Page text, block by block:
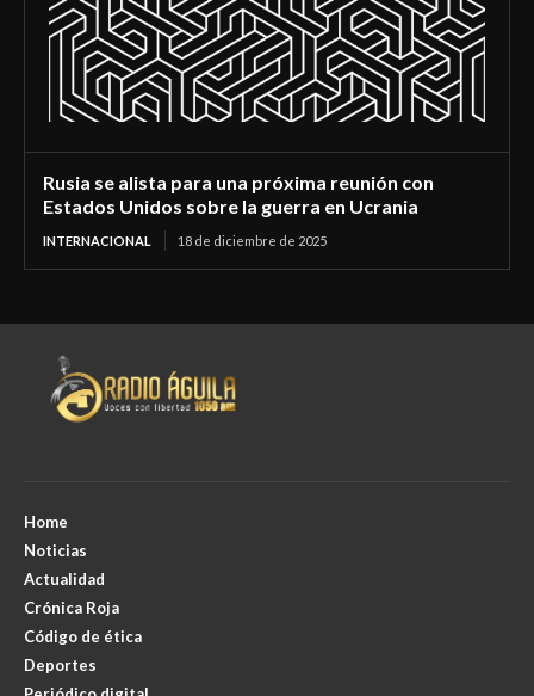
Rusia se alista para una próxima reunión con
Estados Unidos sobre la guerra en Ucrania
INTERNACIONAL 18 de diciembre de 2025
Home
Noticias
Actualidad
Crónica Roja
Código de ética
Deportes